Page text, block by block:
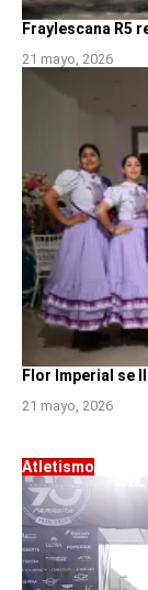
Fraylescana R5
21 mayo, 2026
Flor Imperial se
21 mayo, 2026
Atletismo